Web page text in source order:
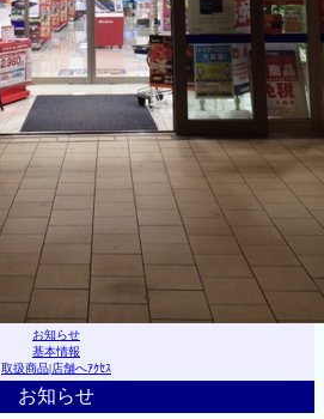
お知らせ
基本情報
取扱商品|店舗へｱｸｾｽ
お知らせ